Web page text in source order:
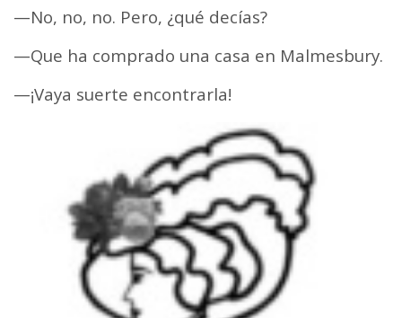
—No, no, no. Pero, ¿qué decías?
—Que ha comprado una casa en Malmesbury.
—¡Vaya suerte encontrarla!